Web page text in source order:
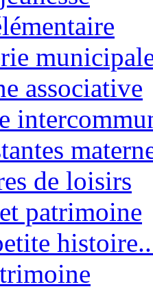
associative
de loisirs
patrimoine